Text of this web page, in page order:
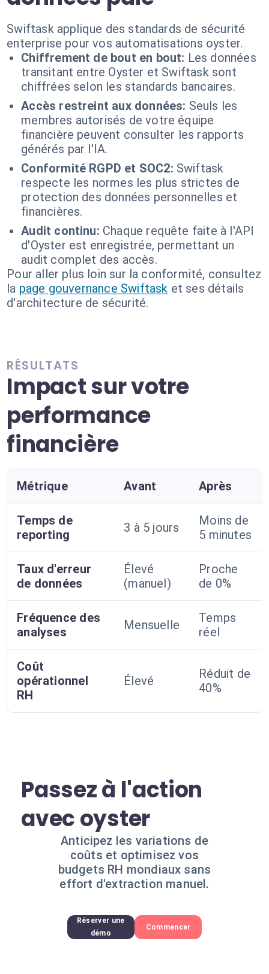
Swiftask applique des standards de sécurité
enterprise pour vos automatisations oyster.
Chiffrement de bout en bout: Les données
transitant entre Oyster et Swiftask sont
chiffrées selon les standards bancaires.
Accès restreint aux données: Seuls les
membres autorisés de votre équipe
financière peuvent consulter les rapports
générés par l'IA.
Conformité RGPD et SOC2: Swiftask
respecte les normes les plus strictes de
protection des données personnelles et
financières.
Audit continu: Chaque requête faite à l'API
d'Oyster est enregistrée, permettant un
audit complet des accès.
Pour aller plus loin sur la conformité, consultez
la page gouvernance Swiftask et ses détails
d'architecture de sécurité.
RÉSULTATS
Impact sur votre
performance
financière
Métrique Avant Après
Temps de
reporting
3 à 5 jours
Moins de
5 minutes
Taux d'erreur
de données
Élevé
(manuel)
Proche
de 0%
Fréquence des
analyses
Mensuelle
Temps
réel
Coût
opérationnel
RH
Élevé
Réduit de
40%
Passez à l'action
avec oyster
Anticipez les variations de
coûts et optimisez vos
budgets RH mondiaux sans
effort d'extraction manuel.
Réserver une
démo
Commencer